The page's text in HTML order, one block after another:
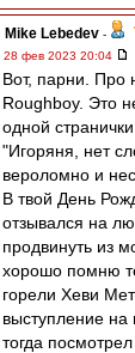
Mike Lebedev -
28 фев 2023 20:04
Вот, парни. Про
Roughboy. Это
одной
"Игоряня, нет
вероломно и
В твой День
отзывался на
продвинуть из
хорошо помню
горели Хеви
выступление на
тогда